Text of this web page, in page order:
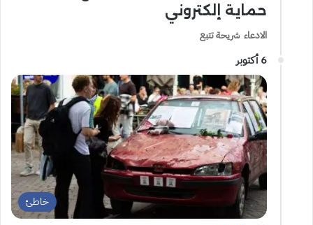
حماية إلكتروني
الادعاء شريحة تتبع
6 أكتوبر
خاطئ